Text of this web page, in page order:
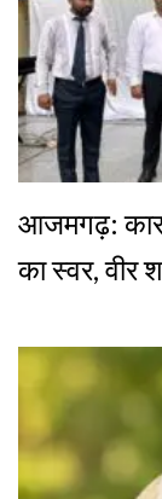
आजमगढ़:
का स्वर, वीर